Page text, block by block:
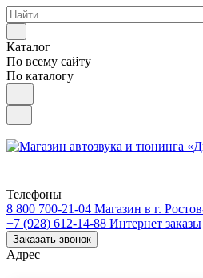
Каталог
По всему сайту
По каталогу
Телефоны
8 800 700-21-04 Магазин в г.
+7 (928) 612-14-88 Интернет заказы
Заказать звонок
Адрес